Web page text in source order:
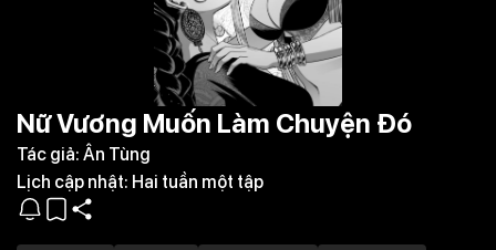
Nữ Vương Muốn Làm Chuyện Đó
Tác giả: Ân Tùng
Lịch cập nhật: Hai tuần một tập